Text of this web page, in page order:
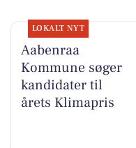
LOKALT NYT
Aabenraa
Kommune søger
kandidater til
årets Klimapris